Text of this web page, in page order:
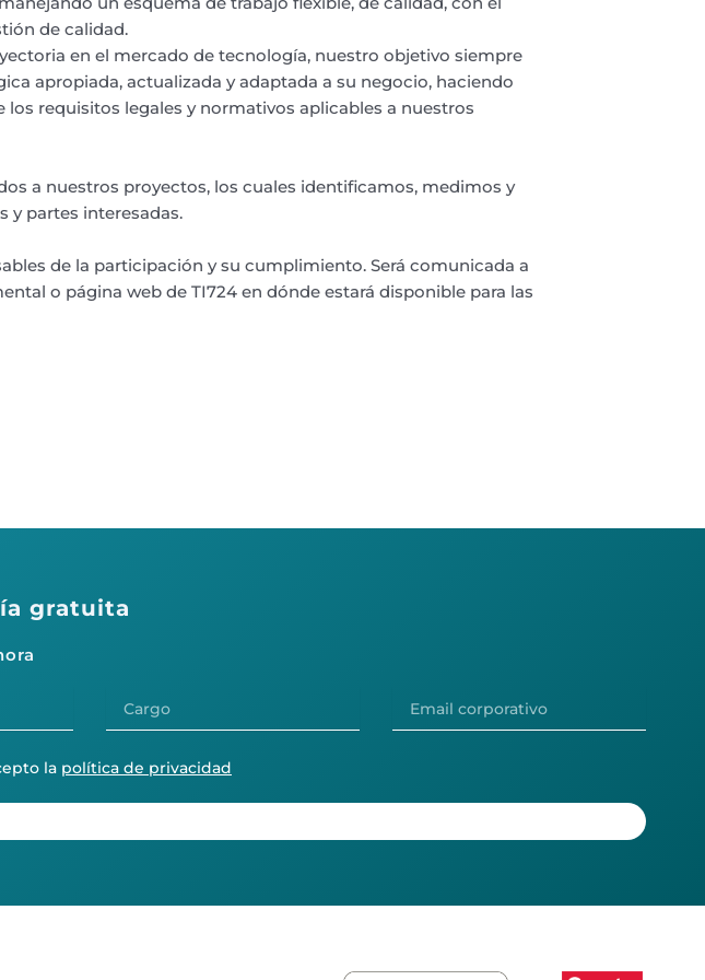
de calidad.
en el mercado de tecnología, nuestro objetivo siempre
apropiada, actualizada y adaptada a su negocio, haciendo
requisitos legales y normativos aplicables a nuestros
a nuestros proyectos, los cuales identificamos, medimos y
y partes interesadas.
de la participación y su cumplimiento. Será comunicada a
o página web de TI724 en dónde estará disponible para las
gratuita
corporativo
la política de privacidad